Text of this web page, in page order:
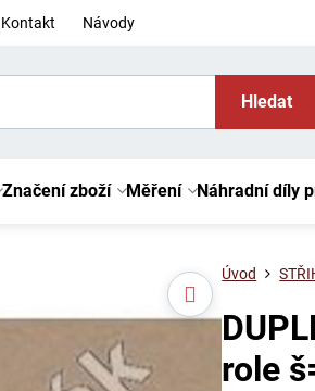
Kontakt Návody
Hledat
Značení zboží Měření Náhradní díly
Úvod
role